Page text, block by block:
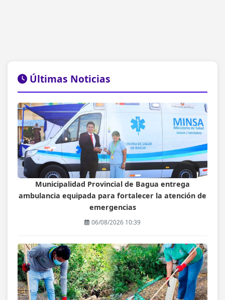
Últimas Noticias
Municipalidad Provincial de Bagua entrega
ambulancia equipada para fortalecer la atención de
emergencias
06/08/2026 10:39